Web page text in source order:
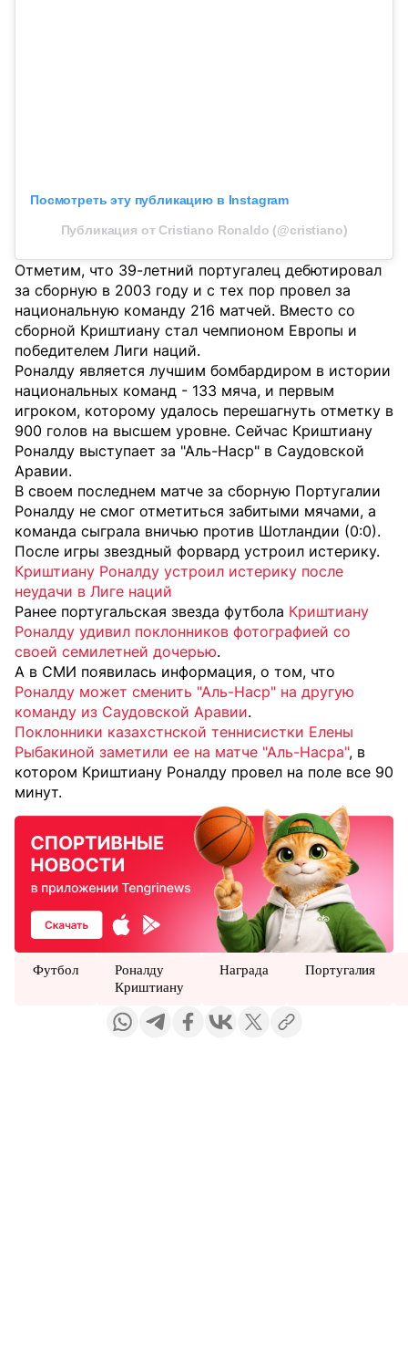
Посмотреть эту публикацию в Instagram
Публикация от Cristiano Ronaldo (@cristiano)
Отметим, что 39-летний португалец дебютировал
за сборную в 2003 году и с тех пор провел за
национальную команду 216 матчей. Вместо со
сборной Криштиану стал чемпионом Европы и
победителем Лиги наций.
Роналду является лучшим бомбардиром в истории
национальных команд - 133 мяча, и первым
игроком, которому удалось перешагнуть отметку в
900 голов на высшем уровне. Сейчас Криштиану
Роналду выступает за "Аль-Наср" в Саудовской
Аравии.
В своем последнем матче за сборную Португалии
Роналду не смог отметиться забитыми мячами, а
команда сыграла вничью против Шотландии (0:0).
После игры звездный форвард устроил истерику.
Криштиану Роналду устроил истерику после
неудачи в Лиге наций
Ранее португальская звезда футбола Криштиану
Роналду удивил поклонников фотографией со
своей семилетней дочерью.
А в СМИ появилась информация, о том, что
Роналду может сменить "Аль-Наср" на другую
команду из Саудовской Аравии.
Поклонники казахстнской теннисистки Елены
Рыбакиной заметили ее на матче "Аль-Насра", в
котором Криштиану Роналду провел на поле все 90
минут.
Футбол
Роналду
Криштиану
Награда Португалия